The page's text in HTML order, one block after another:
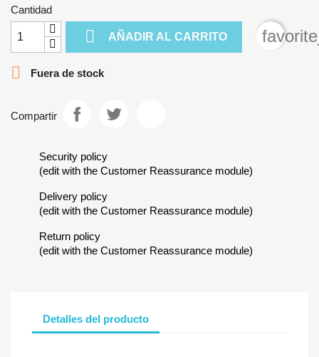
Cantidad
 AÑADIR AL CARRITO

Fuera de stock
Compartir
Security policy
(edit with the Customer Reassurance module)
Delivery policy
(edit with the Customer Reassurance module)
Return policy
(edit with the Customer Reassurance module)
Detalles del producto